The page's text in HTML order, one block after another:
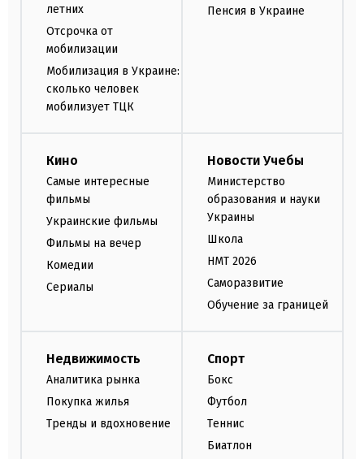
летних
Отсрочка от
мобилизации
Мобилизация в Украине:
сколько человек
мобилизует ТЦК
Пенсия в Украине
Кино
Самые интересные
фильмы
Украинские фильмы
Фильмы на вечер
Комедии
Сериалы
Новости Учебы
Министерство
образования и науки
Украины
Школа
НМТ 2026
Саморазвитие
Обучение за границей
Недвижимость
Аналитика рынка
Покупка жилья
Тренды и вдохновение
Спорт
Бокс
Футбол
Теннис
Биатлон